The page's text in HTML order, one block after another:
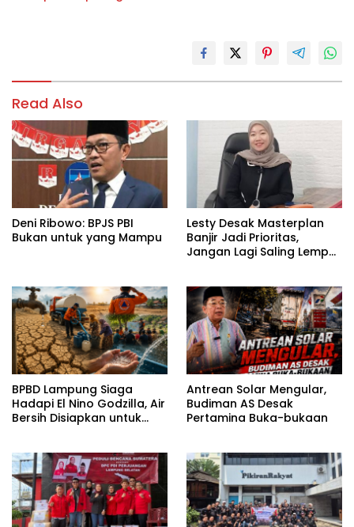
Read Also
Deni Ribowo: BPJS PBI
Bukan untuk yang Mampu
Lesty Desak Masterplan
Banjir Jadi Prioritas,
Jangan Lagi Saling Lempar
BPBD Lampung Siaga
Hadapi El Nino Godzilla, Air
Bersih Disiapkan untuk
Antrean Solar Mengular,
Budiman AS Desak
Pertamina Buka-bukaan